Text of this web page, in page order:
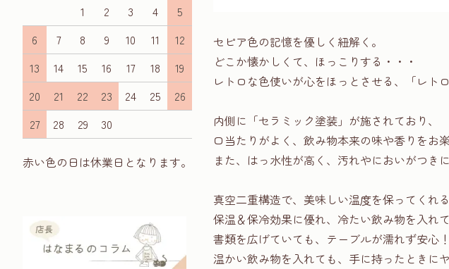
1
2 3 4
5
6
7 8 9 10 11
12
13
14 15 16 17 18
19
20
21 22 23 24 25
26
27
28 29 30
赤い色の日は休業日となります。
セピア色の記憶を優しく紐解く。
どこか懐かしくて、ほっこりする・・・
レトロな色使いが心をほっとさせる、「レト
内側に「セラミック塗装」が施されており、
口当たりがよく、飲み物本来の味や香りをお
また、はっ水性が高く、汚れやにおいがつき
真空二重構造で、美味しい温度を保ってくれ
保温＆保冷効果に優れ、冷たい飲み物を入れ
書類を広げていても、テーブルが濡れず安心！
温かい飲み物を入れても、手に持ったときに